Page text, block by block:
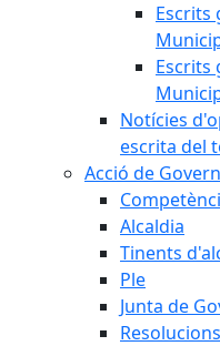
Escrits
Escrits
Notícies
escrita del
Acció de
Alcaldia
Tinents
Ple
Junta de